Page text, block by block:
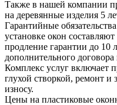
Также в нашей компании
на деревянные изделия 5
Гарантийные
установке окон
продление гарантии до 10
дополнительного
Комплекс услуг включает
глухой створкой, ремонт и
износу.
Цены на пластиковые